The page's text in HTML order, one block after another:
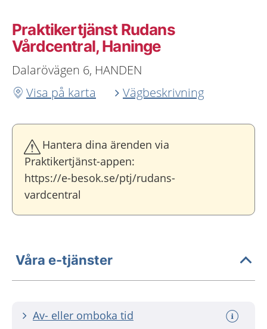
Praktikertjänst Rudans
Vårdcentral, Haninge
Dalarövägen 6, HANDEN
Visa på karta
Vägbeskrivning
Hantera dina ärenden via
Praktikertjänst-appen:
https://e-besok.se/ptj/rudans-
vardcentral
Våra e-tjänster
Av- eller omboka tid